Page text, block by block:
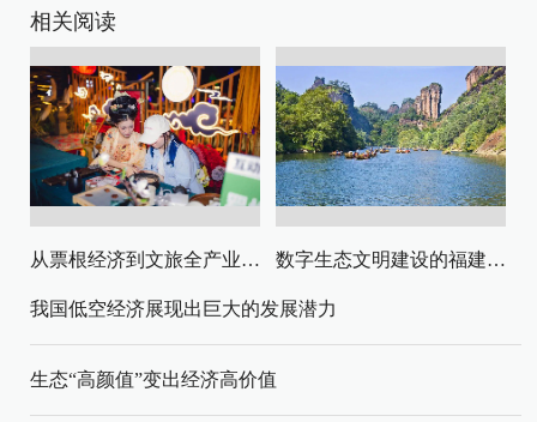
相关阅读
从票根经济到文旅全产业链升级 数字生态文明建设的福建路径与启示
我国低空经济展现出巨大的发展潜力
生态“高颜值”变出经济高价值